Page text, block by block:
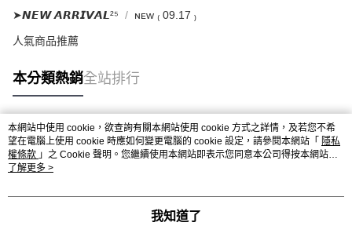
➤𝙉𝙀𝙒 𝘼𝙍𝙍𝙄𝙑𝘼𝙇²⁵ ɴᴇᴡ ₍ 09.17 ₎
人氣商品推薦
本分類熱銷全站排行
熱門標籤
本網站中使用 cookie，欲查詢有關本網站使用 cookie 方式之詳情，及若您不希
望在電腦上使用 cookie 時應如何變更電腦的 cookie 設定，請參閱本網站「 隱私
權條款 」之 Cookie 聲明。您繼續使用本網站即表示您同意本公司得按本網站使
用條款之 Cookie 聲明使用 cookie。
了解更多 >
我知道了